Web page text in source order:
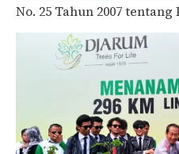
No. 25 Tahun 2007